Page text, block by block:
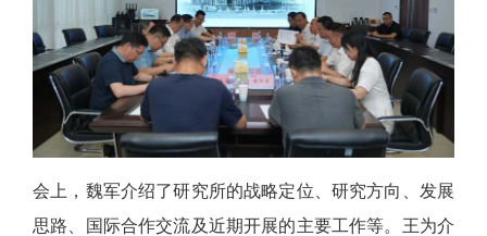
会上，魏军介绍了研究所的战略定位、研究方向、发展
思路、国际合作交流及近期开展的主要工作等。王为介